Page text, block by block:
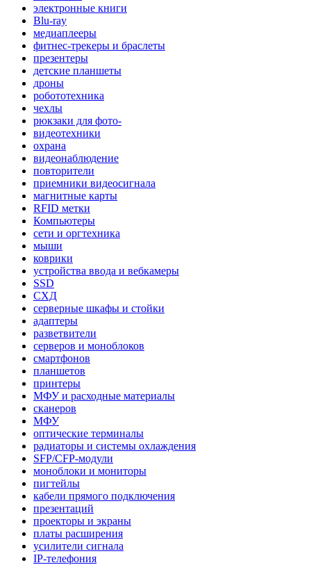
электронные книги
Blu-ray
медиаплееры
фитнес-трекеры и браслеты
презентеры
детские планшеты
дроны
робототехника
чехлы
рюкзаки для фото-
видеотехники
охрана
видеонаблюдение
повторители
приемники видеосигнала
магнитные карты
RFID метки
Компьютеры
сети и оргтехника
мыши
коврики
устройства ввода и вебкамеры
SSD
СХД
серверные шкафы и стойки
адаптеры
разветвители
серверов и моноблоков
смартфонов
планшетов
принтеры
МФУ и расходные материалы
сканеров
МФУ
оптические терминалы
радиаторы и системы охлаждения
SFP/CFP-модули
моноблоки и мониторы
пигтейлы
кабели прямого подключения
презентаций
проекторы и экраны
платы расширения
усилители сигнала
IP-телефония